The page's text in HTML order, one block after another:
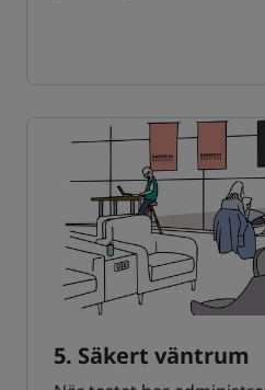
5. Säkert väntrum